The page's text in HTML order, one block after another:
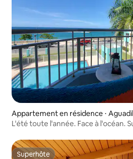
Appartement en résidence ⋅
L'été toute l'année. Face à l'océan.
Superhôte